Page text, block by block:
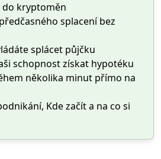
do kryptoměn
splacení bez
splácet půjčku
schopnost získat hypotéku
několika minut přímo na
Kde začít a na co si